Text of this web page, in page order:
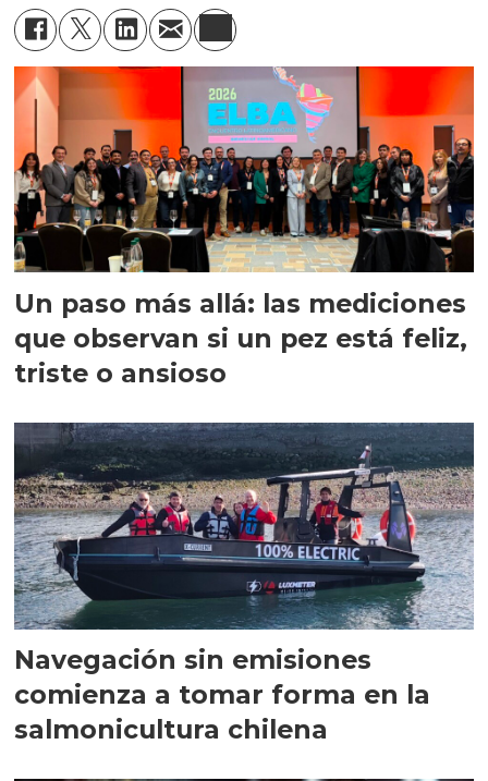
Un paso más allá: las mediciones
que observan si un pez está feliz,
triste o ansioso
Navegación sin emisiones
comienza a tomar forma en la
salmonicultura chilena